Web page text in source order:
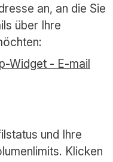
an, an die Sie
über Ihre
und Ihre
Klicken